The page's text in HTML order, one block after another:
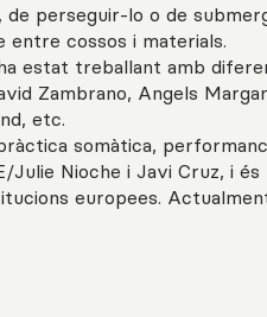
de perseguir-lo o de
cossos i materials.
estat treballant amb
Zambrano, Angels
etc.
somàtica,
Julie Nioche i Javi Cruz, i és
europees.